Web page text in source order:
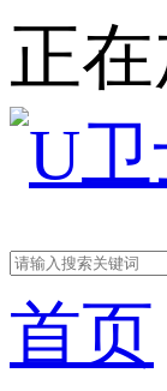
正
首页